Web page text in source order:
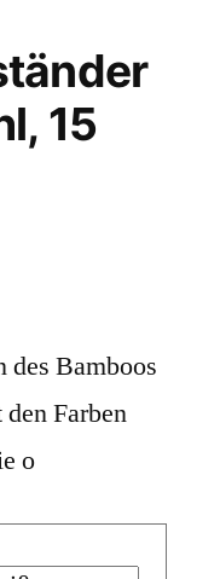
15
des Bamboos
Farben
o